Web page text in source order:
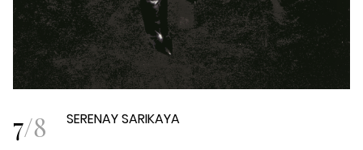
7/8 SERENAY SARIKAYA